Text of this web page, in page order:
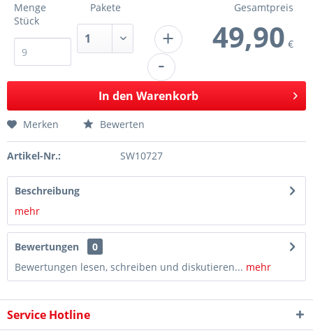
Menge
Stück
Pakete
+
-
Gesamtpreis
49,90 €
In den Warenkorb
Merken Bewerten
Artikel-Nr.: SW10727
Beschreibung
mehr
Bewertungen
0
Bewertungen lesen, schreiben und diskutieren... mehr
Service Hotline